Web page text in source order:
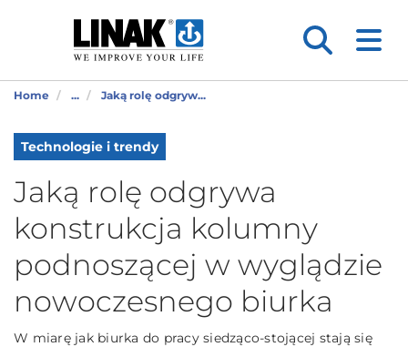
Home ... Jaką rolę odgryw...
Technologie i trendy
Jaką rolę odgrywa
konstrukcja kolumny
podnoszącej w wyglądzie
nowoczesnego biurka
W miarę jak biurka do pracy siedząco-stojącej stają się